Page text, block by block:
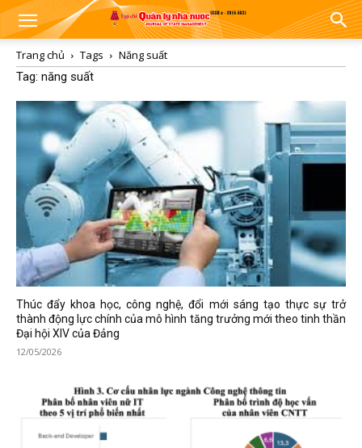
Trang chủ Tags
Năng suất
Tag: năng suất
Thúc đẩy khoa học, công nghệ, đổi mới sáng tạo thực sự trở
thành động lực chính của mô hình tăng trưởng mới theo tinh thần
Đại hội XIV của Đảng
12/05/2026